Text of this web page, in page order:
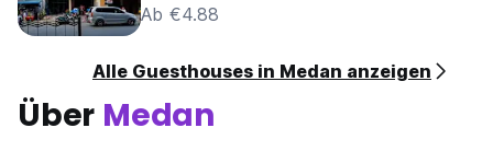
Ab €4.88
Alle Guesthouses in Medan anzeigen
Über Medan